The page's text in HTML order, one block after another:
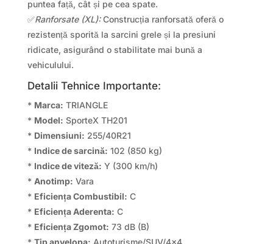
puntea față, cât și pe cea spate.
✅Ranforsate (XL):Construcția ranforsată oferă o
rezistență sporită la sarcini grele și la presiuni
ridicate, asigurând o stabilitate mai bună a
vehiculului.
Detalii Tehnice Importante:
* Marca: TRIANGLE
* Model: SporteX TH201
* Dimensiuni: 255/40R21
* Indice de sarcină: 102 (850 kg)
* Indice de viteză: Y (300 km/h)
* Anotimp: Vara
* Eficiența Combustibil: C
* Eficiența Aderenta: C
* Eficiența Zgomot: 73 dB (B)